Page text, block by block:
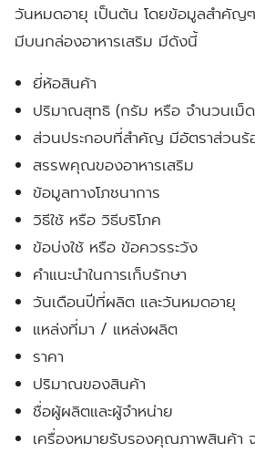
วันหมดอายุ เป็นต้น โดยข้อมูลสำคั
มีบนกล่องอาหารเสริม มีดังนี้
ยี่ห้อสินค้า
ปริมาณสุทธิ (กรัม หรือ จำนวนเม็
ส่วนประกอบที่สำคัญ มีอัตราส่วนร้อ
สรรพคุณของอาหารเสริม
ข้อมูลทางโภชนาการ
วิธีใช้ หรือ วิธีบริโภค
ข้อบ่งใช้ หรือ ข้อควรระวัง
คำแนะนำในการเก็บรักษา
วันเดือนปีที่ผลิต และวันหมดอายุ
แหล่งที่มา / แหล่งผลิต
ราคา
ปริมาณของสินค้า
ชื่อผู้ผลิตและผู้จำหน่าย
เครื่องหมายรับรองคุณภาพสินค้า